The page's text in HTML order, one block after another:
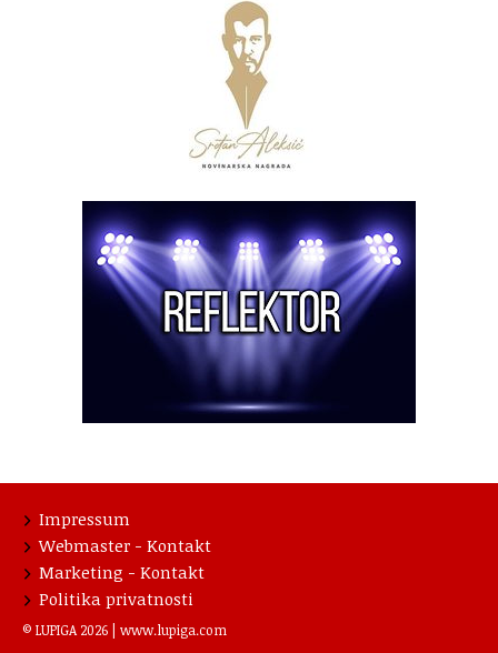
Impressum
Webmaster - Kontakt
Marketing - Kontakt
Politika privatnosti
© LUPIGA 2026 | www.lupiga.com